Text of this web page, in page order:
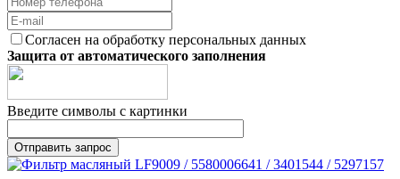
Согласен на обработку персональных данных
Защита от автоматического заполнения
Введите символы с картинки